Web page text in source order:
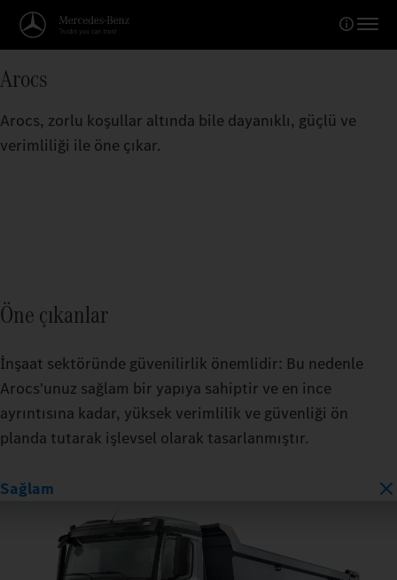
Arocs
Arocs, zorlu koşullar altında bile dayanıklı, güçlü ve
verimliliği ile öne çıkar.
Öne çıkanlar
İnşaat sektöründe güvenilirlik önemlidir: Bu nedenle
Arocs'unuz sağlam bir yapıya sahiptir ve en ince
ayrıntısına kadar, yüksek verimlilik ve güvenliği ön
planda tutarak işlevsel olarak tasarlanmıştır.
Sağlam